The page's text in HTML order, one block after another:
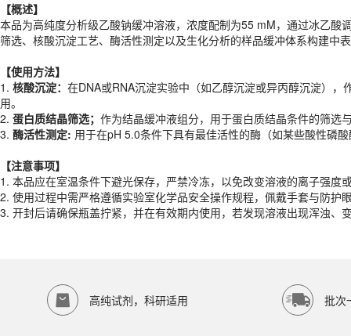
【使用方法】
1.核酸沉淀：在DNA或RNA沉淀实验中（如乙醇沉淀或异丙醇沉淀）
作为结晶缓冲液组分，用于蛋白质结晶条件的筛
3.酶活性测定:
【注意事项】
1. 本品应在室温条件下避光保存，严禁冷冻，以免改变溶液的离子强度
2. 使用过程中需严格遵循实验室化学品安全操作规程，佩戴手套与防护
3. 开封后请确保瓶盖拧紧，并在有效期内使用，若发现溶液出现浑浊、
产品规格
货期
1-2天
规格
500ml
应用领域
ECOTOP SCIENTIFIC
【概述】
本品为高纯度分析级乙酸钠缓冲溶液，浓度配制为55 mM，通过冰乙
筛选、核酸沉淀工艺、酶活性测定以及生化分析的样品缓冲体系构建中
【使用方法】
1. 核酸沉淀： 在DNA或RNA沉淀实验中（如乙醇沉淀或异丙醇沉淀）
用。
2. 蛋白质结晶筛选； 作为结晶缓冲液组分，用于蛋白质结晶条件的筛选
3. 酶活性测定: 用于在pH 5.0条件下具有最佳活性的酶（如某些酸性磷
【注意事项】
1. 本品应在室温条件下避光保存，严禁冷冻，以免改变溶液的离子强度
2. 使用过程中需严格遵循实验室化学品安全操作规程，佩戴手套与防护
3. 开封后请确保瓶盖拧紧，并在有效期内使用，若发现溶液出现浑浊、
高纯试剂，科研适用 批次